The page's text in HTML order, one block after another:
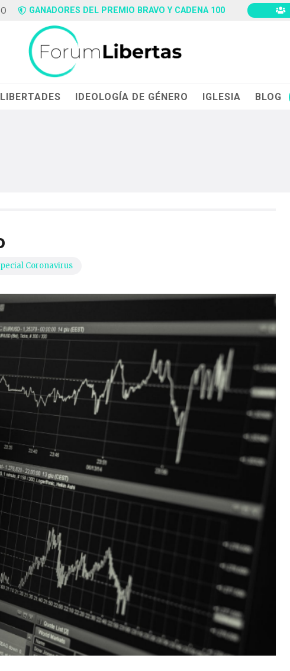
GANADORES DEL PREMIO BRAVO Y CADENA 100
LIBERTADES IDEOLOGÍA DE GÉNERO IGLESIA BLOG
Coronavirus